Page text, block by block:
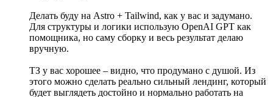
Делать буду на Astro + Tailwind, как у вас и задумано.
Для структуры и логики использую OpenAI GPT как
помощника, но саму сборку и весь результат делаю
вручную.
ТЗ у вас хорошее – видно, что продумано с душой. Из
этого можно сделать реально сильный лендинг, который
будет выглядеть достойно и нормально работать на